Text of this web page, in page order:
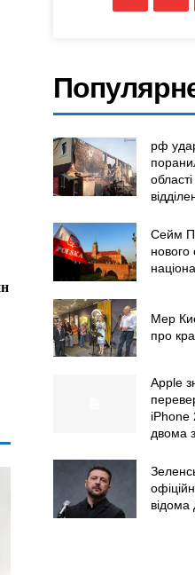
рф
Сейм
нового
Мер
про
Apple
iPhone
двома
відома